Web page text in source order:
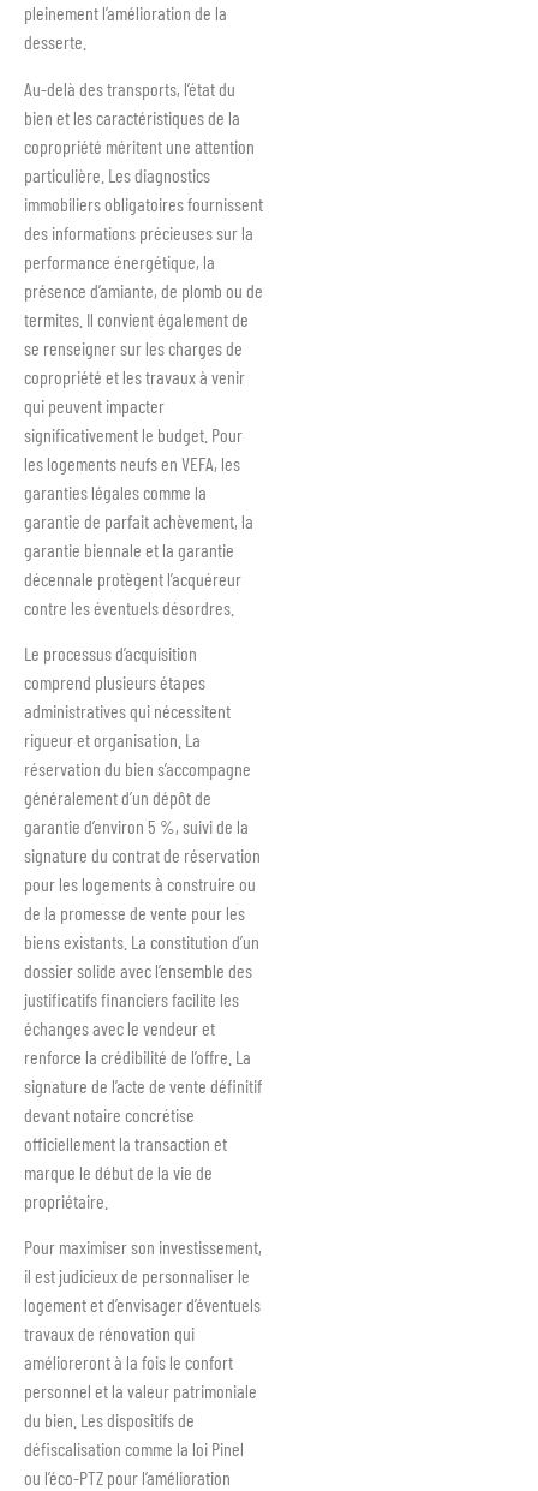
pleinement l’amélioration de la
desserte.
Au-delà des transports, l’état du
bien et les caractéristiques de la
copropriété méritent une attention
particulière. Les diagnostics
immobiliers obligatoires fournissent
des informations précieuses sur la
performance énergétique, la
présence d’amiante, de plomb ou de
termites. Il convient également de
se renseigner sur les charges de
copropriété et les travaux à venir
qui peuvent impacter
significativement le budget. Pour
les logements neufs en VEFA, les
garanties légales comme la
garantie de parfait achèvement, la
garantie biennale et la garantie
décennale protègent l’acquéreur
contre les éventuels désordres.
Le processus d’acquisition
comprend plusieurs étapes
administratives qui nécessitent
rigueur et organisation. La
réservation du bien s’accompagne
généralement d’un dépôt de
garantie d’environ 5 %, suivi de la
signature du contrat de réservation
pour les logements à construire ou
de la promesse de vente pour les
biens existants. La constitution d’un
dossier solide avec l’ensemble des
justificatifs financiers facilite les
échanges avec le vendeur et
renforce la crédibilité de l’offre. La
signature de l’acte de vente définitif
devant notaire concrétise
officiellement la transaction et
marque le début de la vie de
propriétaire.
Pour maximiser son investissement,
il est judicieux de personnaliser le
logement et d’envisager d’éventuels
travaux de rénovation qui
amélioreront à la fois le confort
personnel et la valeur patrimoniale
du bien. Les dispositifs de
défiscalisation comme la loi Pinel
ou l’éco-PTZ pour l’amélioration